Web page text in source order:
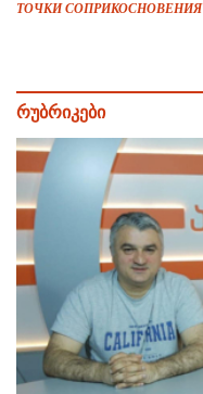
ТОЧКИ СОПРИКОСНОВЕНИЯ
რუბრიკები